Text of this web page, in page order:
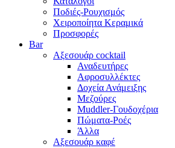
Ποδιές-Ρουχισμός
Χειροποίητα Κεραμικά
Προσφορές
Bar
Αξεσουάρ cocktail
Αναδευτήρες
Αφροσυλλέκτες
Δοχεία Ανάμειξης
Μεζούρες
Muddler-Γουδοχέρια
Πώματα-Ροές
Άλλα
Αξεσουάρ καφέ